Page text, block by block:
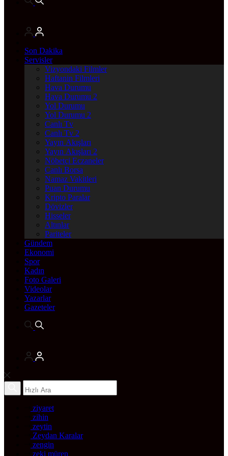
Son Dakika
Servisler
Vizyondaki Filmler
Haftanin Filmleri
Hava Durumu
Hava Durumu 2
Yol Durumu
Yol Durumu 2
Canlı Tv
Canlı Tv 2
Yayın Akışları
Yayın Akışları 2
Nöbetçi Eczaneler
Canlı Borsa
Namaz Vakitleri
Puan Durumu
Kripto Paralar
Dövizler
Hisseler
Altınlar
Pariteler
Gündem
Ekonomi
Spor
Kadın
Foto Galeri
Videolar
Yazarlar
Gazeteler
ziyaret
zihin
zeytin
Zeydan Karalar
zengin
zeki müren